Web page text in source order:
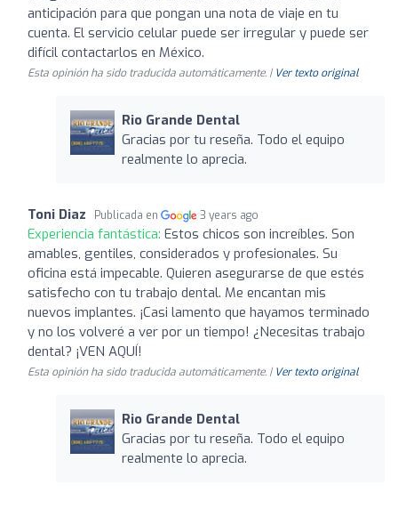
anticipación para que pongan una nota de viaje en tu
cuenta. El servicio celular puede ser irregular y puede ser
difícil contactarlos en México.
Esta opinión ha sido traducida automáticamente. | Ver texto original
Rio Grande Dental
Gracias por tu reseña. Todo el equipo
realmente lo aprecia.
Toni Diaz Publicada en 3 years ago
Experiencia fantástica: Estos chicos son increíbles. Son
amables, gentiles, considerados y profesionales. Su
oficina está impecable. Quieren asegurarse de que estés
satisfecho con tu trabajo dental. Me encantan mis
nuevos implantes. ¡Casi lamento que hayamos terminado
y no los volveré a ver por un tiempo! ¿Necesitas trabajo
dental? ¡VEN AQUÍ!
Esta opinión ha sido traducida automáticamente. | Ver texto original
Rio Grande Dental
Gracias por tu reseña. Todo el equipo
realmente lo aprecia.